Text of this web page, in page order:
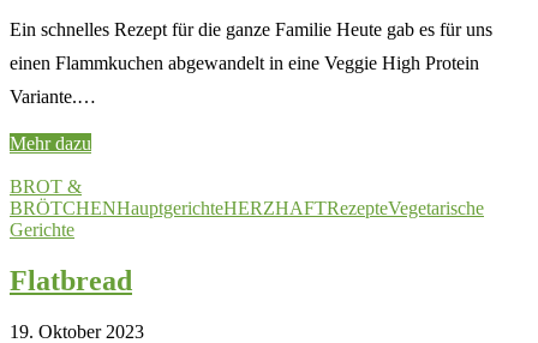
Ein schnelles Rezept für die ganze Familie Heute gab es für uns
einen Flammkuchen abgewandelt in eine Veggie High Protein
Variante.…
Mehr dazu
BROT &
BRÖTCHENHauptgerichteHERZHAFTRezepteVegetarische
Gerichte
Flatbread
19. Oktober 2023